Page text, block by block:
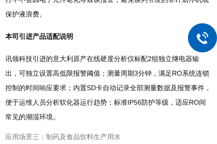
保护液浪费。
本司引进产品适配说明
讯领科技引进的意大利原产在线硬度分析仪标配2组独立继电器输
出，可独立设置高低限报警阈值；测量周期3分钟，满足RO系统连锁
控制的时间响应要求；内置SD卡自动记录全部测量数据及报警事件，
便于运维人员分析软化器运行趋势；标准IP56防护等级，适应RO间
常见的潮湿环境。
应用场景三：制药及食品饮料生产用水